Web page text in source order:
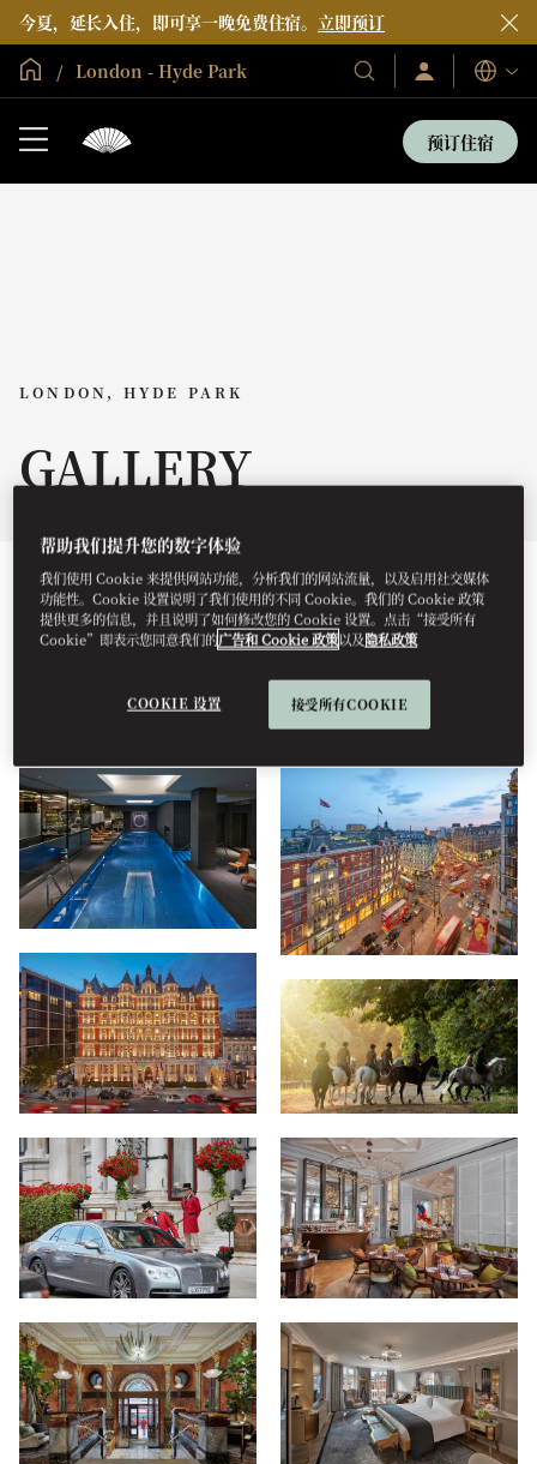
今夏，延长入住，即可享一晚免费住宿。 立即预订
全球首页
London - Hyde Park
我
们
登
录/
即
加
入
语
言
预订住宿
LONDON, HYDE PARK
GALLERY
所有 健康 酒店 餐饮美食 住宿 设施 视频
帮助我们提升您的数字体验
我们使用 Cookie 来提供网站功能，分析我们的网站流量，以及启用社交媒体
功能性。Cookie 设置说明了我们使用的不同 Cookie。我们的 Cookie 政策
提供更多的信息，并且说明了如何修改您的 Cookie 设置。点击“接受所有
Cookie”即表示您同意我们的广告和 Cookie 政策以及隐私政策
COOKIE 设置 接受所有COOKIE